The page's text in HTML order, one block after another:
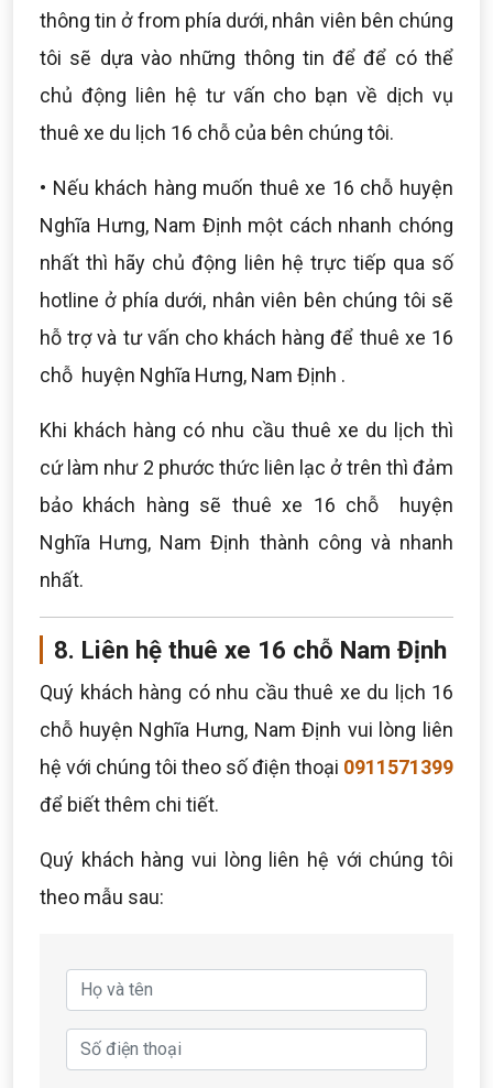
thông tin ở from phía dưới, nhân viên bên chúng
tôi sẽ dựa vào những thông tin để để có thể
chủ động liên hệ tư vấn cho bạn về dịch vụ
thuê xe du lịch 16 chỗ của bên chúng tôi.
• Nếu khách hàng muốn thuê xe 16 chỗ huyện
Nghĩa Hưng, Nam Định một cách nhanh chóng
nhất thì hãy chủ động liên hệ trực tiếp qua số
hotline ở phía dưới, nhân viên bên chúng tôi sẽ
hỗ trợ và tư vấn cho khách hàng để thuê xe 16
chỗ huyện Nghĩa Hưng, Nam Định .
Khi khách hàng có nhu cầu thuê xe du lịch thì
cứ làm như 2 phước thức liên lạc ở trên thì đảm
bảo khách hàng sẽ thuê xe 16 chỗ huyện
Nghĩa Hưng, Nam Định thành công và nhanh
nhất.
8. Liên hệ thuê xe 16 chỗ Nam Định
Quý khách hàng có nhu cầu thuê xe du lịch 16
chỗ huyện Nghĩa Hưng, Nam Định vui lòng liên
hệ với chúng tôi theo số điện thoại 0911571399
để biết thêm chi tiết.
Quý khách hàng vui lòng liên hệ với chúng tôi
theo mẫu sau: